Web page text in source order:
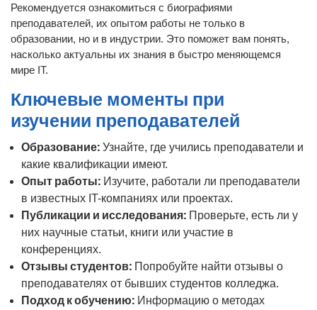
Рекомендуется ознакомиться с биографиями
преподавателей, их опытом работы не только в
образовании, но и в индустрии. Это поможет вам понять,
насколько актуальны их знания в быстро меняющемся
мире IT.
Ключевые моменты при
изучении преподавателей
Образование: Узнайте, где учились преподаватели и
какие квалификации имеют.
Опыт работы: Изучите, работали ли преподаватели
в известных IT-компаниях или проектах.
Публикации и исследования: Проверьте, есть ли у
них научные статьи, книги или участие в
конференциях.
Отзывы студентов: Попробуйте найти отзывы о
преподавателях от бывших студентов колледжа.
Подход к обучению: Информацию о методах